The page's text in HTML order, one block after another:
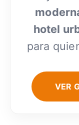
hotel
para
VER